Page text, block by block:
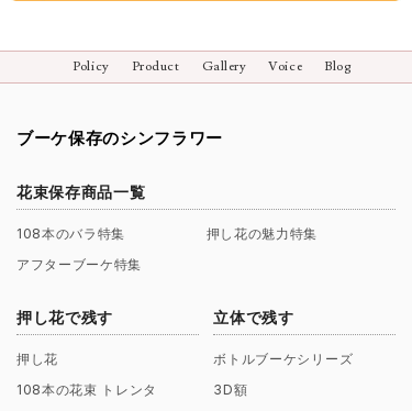
Policy Product Gallery Voice Blog
ブーケ保存のシンフラワー
花束保存商品一覧
108本のバラ特集
押し花の魅力特集
アフターブーケ特集
押し花で残す
押し花
108本の花束 トレンタ
立体で残す
ボトルブーケシリーズ
3D額